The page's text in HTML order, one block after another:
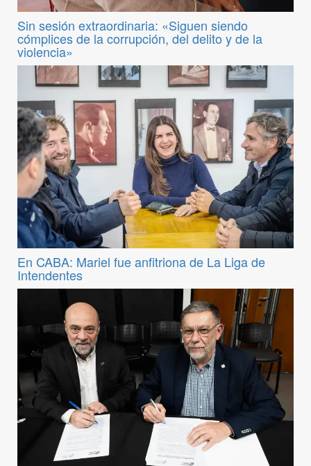
Sin sesión extraordinaria: «Siguen siendo
cómplices de la corrupción, del delito y de la
violencia»
En CABA: Mariel fue anfitriona de La Liga de
Intendentes